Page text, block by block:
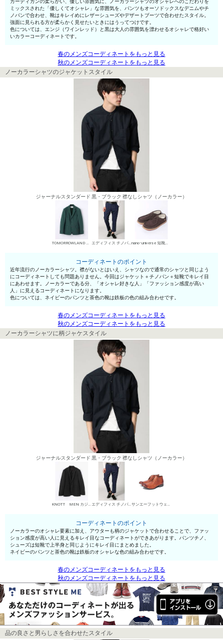
カーディガンの柔らかい、優しい雰囲気に、ノーカラーシャツのオシャレへのこだわりを
ミックスされた「優しくてオシャレ」な雰囲気を、パンツもオーソドックスなデニムやチ
ノパンで合わせ、靴はキレイめにレザーシューズやデザートブーツで合わせたスタイル。
強面に見られる方が柔らかく見せたいときにはうってつけです。
色については、エンジ（ワインレッド）と黒は大人の雰囲気を漂わせるオシャレで格好い
いカラーコーディネートです。
春のメンズコーディネートをもっと見る
秋のメンズコーディネートをもっと見る
ノーカラーシャツのジャケットスタイル
ジャーナルスタンダード 黒・ブラック 襟なしシャツ（ノーカラー）
TOMORROWLAND MENS カジュアルジャケット エディフィス チノパン・綿パン nano･universe 短靴・レザーシューズ
コーディネートのポイント
近年流行のノーカラーシャツ。襟がないとはいえ、シャツなので通常のシャツと同じよう
にコーディネートしても問題ありません。今回はジャケット＋チノパン＋短靴でキレイ目
にあわせます。ノーカラーである分、「オシャレ好きな人」「ファッション感度が高い
人」に見えるコーディネートになります。
色については、ネイビーのパンツと茶色の靴は鉄板の色の組み合わせです。
春のメンズコーディネートをもっと見る
秋のメンズコーディネートをもっと見る
ノーカラーシャツに柄ジャケスタイル
ジャーナルスタンダード 黒・ブラック 襟なしシャツ（ノーカラー）
KNOTT MEN カジュアルジャケット エディフィス チノパン・綿パン サンエーフットウェア 短靴・レザーシューズ
コーディネートのポイント
ノーカラーのオシャレ要素に加え、アウターも柄のジャケットで合わせることで、ファッ
ション感度が高い人に見えるキレイ目なコーディネートができあがります。パンツチノ、
シューズは短靴で上半身と同じようにキレイ目にまとめました。
ネイビーのパンツと茶色の靴は鉄板のオシャレな色の組み合わせです。
春のメンズコーディネートをもっと見る
秋のメンズコーディネートをもっと見る
品の良さと男らしさを合わせたスタイル